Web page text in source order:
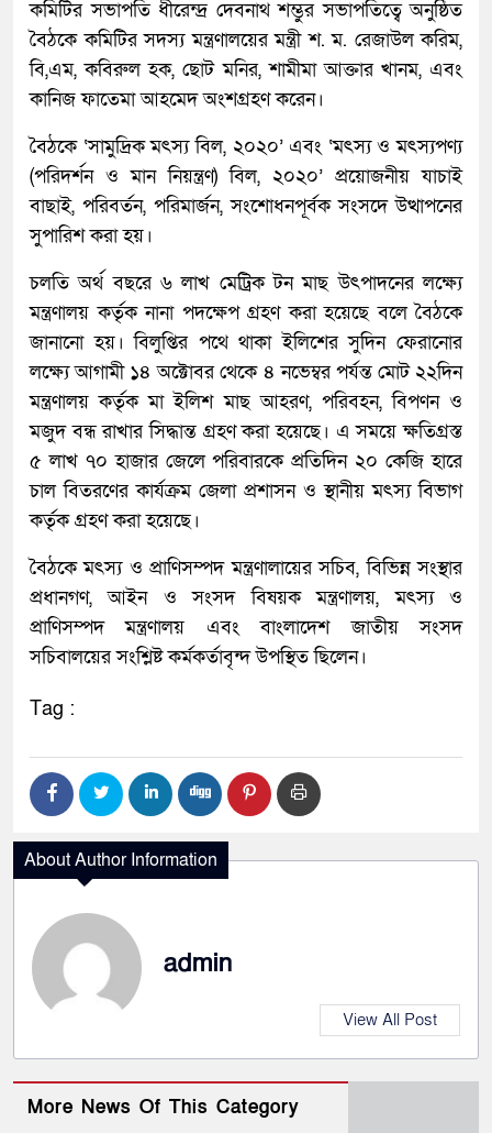
কমিটির সভাপতি ধীরেন্দ্র দেবনাথ শম্ভুর সভাপতিত্বে অনুষ্ঠিত
বৈঠকে কমিটির সদস্য মন্ত্রণালয়ের মন্ত্রী শ. ম. রেজাউল করিম,
বি,এম, কবিরুল হক, ছোট মনির, শামীমা আক্তার খানম, এবং
কানিজ ফাতেমা আহমেদ অংশগ্রহণ করেন।
বৈঠকে ‘সামুদ্রিক মৎস্য বিল, ২০২০’ এবং ‘মৎস্য ও মৎস্যপণ্য
(পরিদর্শন ও মান নিয়ন্ত্রণ) বিল, ২০২০’ প্রয়োজনীয় যাচাই
বাছাই, পরিবর্তন, পরিমার্জন, সংশোধনপূর্বক সংসদে উত্থাপনের
সুপারিশ করা হয়।
চলতি অর্থ বছরে ৬ লাখ মেট্রিক টন মাছ উৎপাদনের লক্ষ্যে
মন্ত্রণালয় কর্তৃক নানা পদক্ষেপ গ্রহণ করা হয়েছে বলে বৈঠকে
জানানো হয়। বিলুপ্তির পথে থাকা ইলিশের সুদিন ফেরানোর
লক্ষ্যে আগামী ১৪ অক্টোবর থেকে ৪ নভেম্বর পর্যন্ত মোট ২২দিন
মন্ত্রণালয় কর্তৃক মা ইলিশ মাছ আহরণ, পরিবহন, বিপণন ও
মজুদ বন্ধ রাখার সিদ্ধান্ত গ্রহণ করা হয়েছে। এ সময়ে ক্ষতিগ্রস্ত
৫ লাখ ৭০ হাজার জেলে পরিবারকে প্রতিদিন ২০ কেজি হারে
চাল বিতরণের কার্যক্রম জেলা প্রশাসন ও স্থানীয় মৎস্য বিভাগ
কর্তৃক গ্রহণ করা হয়েছে।
বৈঠকে মৎস্য ও প্রাণিসম্পদ মন্ত্রণালায়ের সচিব, বিভিন্ন সংস্থার
প্রধানগণ, আইন ও সংসদ বিষয়ক মন্ত্রণালয়, মৎস্য ও
প্রাণিসম্পদ মন্ত্রণালয় এবং বাংলাদেশ জাতীয় সংসদ
সচিবালয়ের সংশ্লিষ্ট কর্মকর্তাবৃন্দ উপস্থিত ছিলেন।
Tag :
About Author Information
admin
View All Post
More News Of This Category